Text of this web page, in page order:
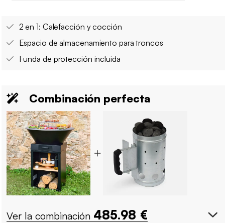
2 en 1: Calefacción y cocción
Espacio de almacenamiento para troncos
Funda de protección incluida
Combinación perfecta
Ver la combinación 485.98 €